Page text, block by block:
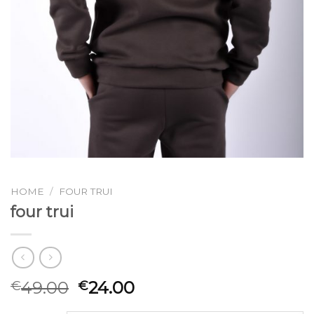
HOME / FOUR TRUI
four trui
€49.00 €24.00